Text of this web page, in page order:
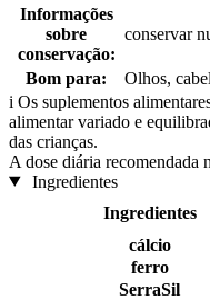
Informações
sobre
conservação:
conservar
Bom para:
Olhos,
i Os suplementos
alimentar variado e
das crianças.
A dose diária recomendada
Ingredientes
Ingredientes
cálcio
ferro
SerraSil